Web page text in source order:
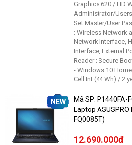
Graphics 620 / HD
Administrator/
Set Master/User
: Wireless Network
Network Interface,
Interface, External
Reader ; Secure
- Windows 10
Cell Int (44 Wh) / 2
NEW
Mã SP: P1440FA-
Laptop ASUSPRO
FQ0085T)
12.690.000đ